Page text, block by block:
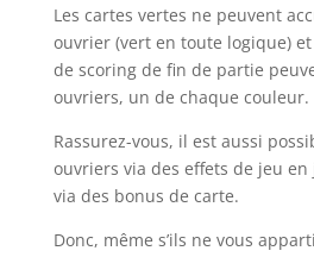
Les cartes vertes ne peuvent
ouvrier (vert en toute logique)
de scoring de fin de partie
ouvriers, un de chaque couleur.
Rassurez-vous, il est aussi
ouvriers via des effets de jeu
via des bonus de carte.
Donc, même s’ils ne vous